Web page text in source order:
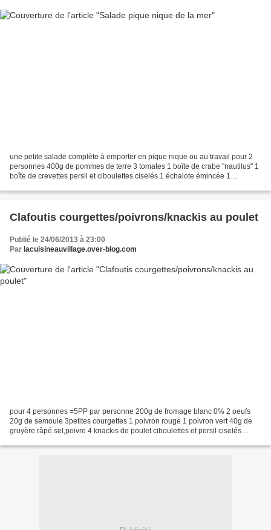
une petite salade complète à emporter en pique nique ou au travail pour 2
personnes 400g de pommes de terre 3 tomates 1 boîte de crabe "nautilus" 1
boîte de crevettes persil et ciboulettes ciselés 1 échalote émincée 1
Clafoutis courgettes/poivrons/knackis au poulet
Publié le 24/06/2013 à 23:00
Par lacuisineauvillage.over-blog.com
pour 4 personnes =5PP par personne 200g de fromage blanc 0% 2 oeufs
20g de semoule 3petites courgettes 1 poivron rouge 1 poivron vert 40g de
gruyère râpé sel,poivre 4 knackis de poulet ciboulettes et persil ciselés